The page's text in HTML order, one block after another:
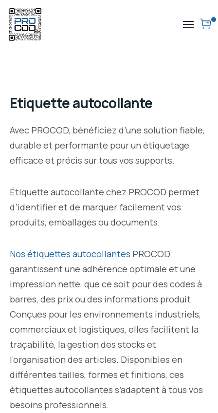
Etiquette autocollante
Avec PROCOD, bénéficiez d’une solution fiable,
durable et performante pour un étiquetage
efficace et précis sur tous vos supports.
Étiquette autocollante chez PROCOD permet
d’identifier et de marquer facilement vos
produits, emballages ou documents.
Nos étiquettes autocollantes PROCOD
garantissent une adhérence optimale et une
impression nette, que ce soit pour des codes à
barres, des prix ou des informations produit.
Conçues pour les environnements industriels,
commerciaux et logistiques, elles facilitent la
traçabilité, la gestion des stocks et
l’organisation des articles. Disponibles en
différentes tailles, formes et finitions, ces
étiquettes autocollantes s’adaptent à tous vos
besoins professionnels.